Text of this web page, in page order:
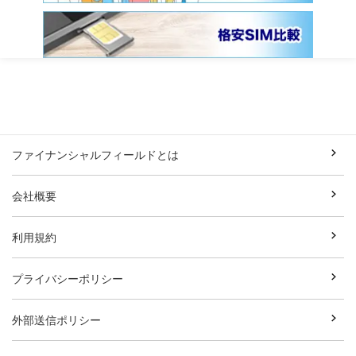
ファイナンシャルフィールドとは
会社概要
利用規約
プライバシーポリシー
外部送信ポリシー